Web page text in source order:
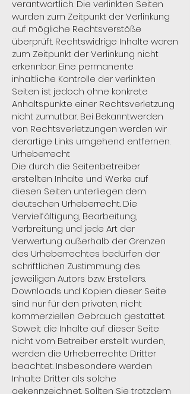
verantwortlich. Die verlinkten Seiten
wurden zum Zeitpunkt der Verlinkung
auf mögliche Rechtsverstöße
überprüft. Rechtswidrige Inhalte waren
zum Zeitpunkt der Verlinkung nicht
erkennbar. Eine permanente
inhaltliche Kontrolle der verlinkten
Seiten ist jedoch ohne konkrete
Anhaltspunkte einer Rechtsverletzung
nicht zumutbar. Bei Bekanntwerden
von Rechtsverletzungen werden wir
derartige Links umgehend entfernen.
Urheberrecht
Die durch die Seitenbetreiber
erstellten Inhalte und Werke auf
diesen Seiten unterliegen dem
deutschen Urheberrecht. Die
Vervielfältigung, Bearbeitung,
Verbreitung und jede Art der
Verwertung außerhalb der Grenzen
des Urheberrechtes bedürfen der
schriftlichen Zustimmung des
jeweiligen Autors bzw. Erstellers.
Downloads und Kopien dieser Seite
sind nur für den privaten, nicht
kommerziellen Gebrauch gestattet.
Soweit die Inhalte auf dieser Seite
nicht vom Betreiber erstellt wurden,
werden die Urheberrechte Dritter
beachtet. Insbesondere werden
Inhalte Dritter als solche
gekennzeichnet. Sollten Sie trotzdem